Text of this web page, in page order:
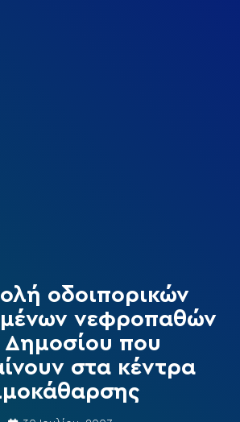
οδοιπορικών
νεφροπαθών
Δημοσίου που
στα κέντρα